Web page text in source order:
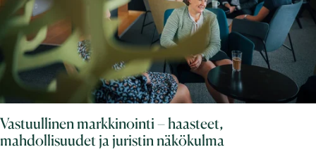
Vastuullinen markkinointi – haasteet,
mahdollisuudet ja juristin näkökulma